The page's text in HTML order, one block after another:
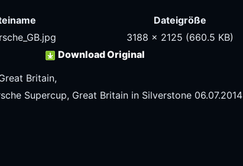
Dateigröße
3188 x 2125 (660.5 KB)
Download Original
Britain,
Supercup, Great Britain in Silverstone 06.07.2014